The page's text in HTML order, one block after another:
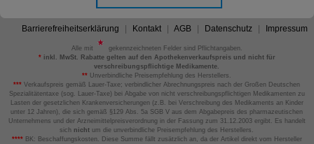
Barrierefreiheitserklärung Kontakt AGB Datenschutz Impressum
Alle mit
gekennzeichneten Felder sind Pflichtangaben.
*inkl. MwSt. Rabatte gelten auf den Apothekenverkaufspreis und nicht für
verschreibungspflichtige Medikamente.
** Unverbindliche Preisempfehlung des Herstellers.
*** Verkaufspreis gemäß Lauer-Taxe; verbindlicher Abrechnungspreis nach der Großen Deutschen
Spezialitätentaxe (sog. Lauer-Taxe) bei Abgabe von nicht verschreibungspflichtigen Medikamenten zu
Lasten der gesetzlichen Krankenversicherungen (z.B. bei Verschreibung des Medikaments an Kinder
unter 12 Jahren), die sich gemäß §129 Abs. 5a SGB V aus dem Abgabepreis des pharmazeutischen
Unternehmens und der Arzneimittelpreisverordnung in der Fassung zum 31.12.2003 ergibt. Es handelt
sich nicht um die unverbindliche Preisempfehlung des Herstellers.
****BK: Beschaffungskosten. Diese Summe fällt zusätzlich an, da der Artikel direkt vom Hersteller